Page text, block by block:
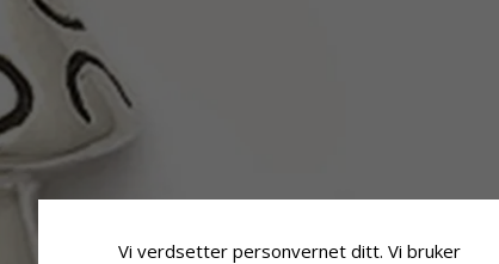
Vi verdsetter personvernet ditt. Vi bruker